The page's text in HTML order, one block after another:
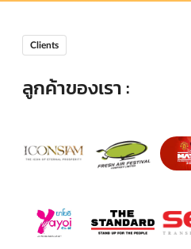
Clients
ลูกค้าของเรา :